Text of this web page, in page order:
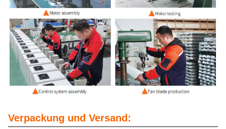
Verpackung und Versand: